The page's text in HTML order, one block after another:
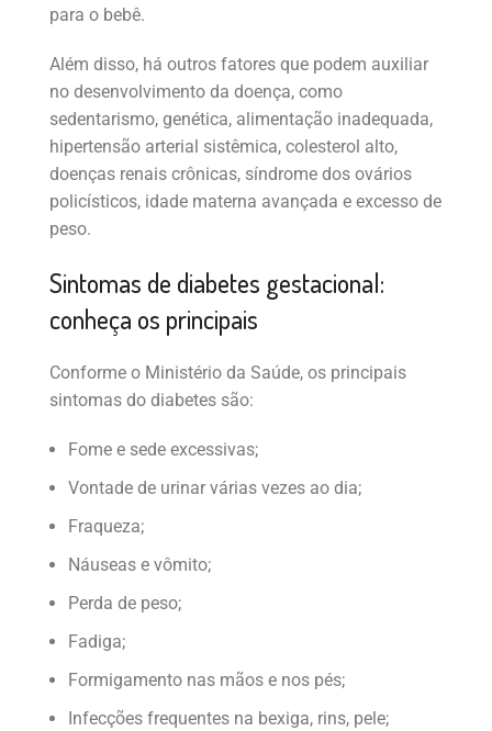
para o bebê.
Além disso, há outros fatores que podem auxiliar
no desenvolvimento da doença, como
sedentarismo, genética, alimentação inadequada,
hipertensão arterial sistêmica, colesterol alto,
doenças renais crônicas, síndrome dos ovários
policísticos, idade materna avançada e excesso de
peso.
Sintomas de diabetes gestacional:
conheça os principais
Conforme o Ministério da Saúde, os principais
sintomas do diabetes são:
Fome e sede excessivas;
Vontade de urinar várias vezes ao dia;
Fraqueza;
Náuseas e vômito;
Perda de peso;
Fadiga;
Formigamento nas mãos e nos pés;
Infecções frequentes na bexiga, rins, pele;